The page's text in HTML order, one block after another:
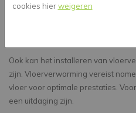
langzamer reageert op
Dit betekent dat het langer kan
uw huis kunt veranderen. Dit kan
Ook kan het installeren van
zijn. Vloerverwarming vereist
vloer voor optimale prestaties.
een uitdaging zijn.
cookies hierweigeren